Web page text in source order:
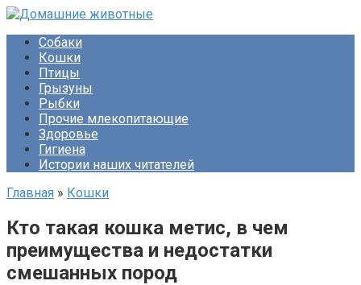
Перейти
контентуСобаки
Кошки
Птицы
Грызуны
Рыбки
Прочие млекопитающие
Здоровье
Гигиена
Истории наших читателей
Главная » Кошки
Кто такая кошка метис, в чем
преимущества и недостатки
смешанных пород